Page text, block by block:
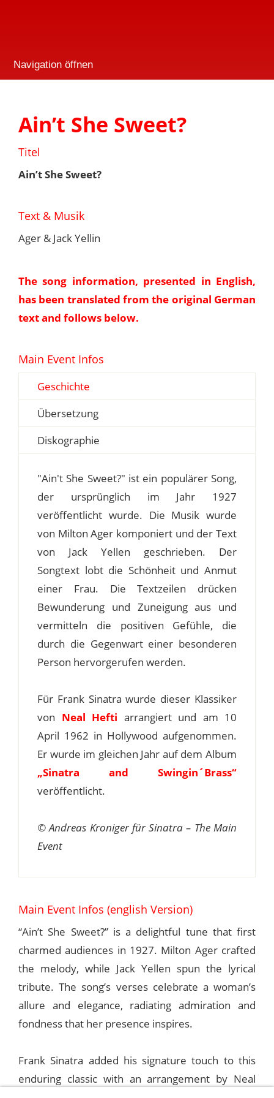
Navigation öffnen
Ain’t She Sweet?
Titel
Ain’t She Sweet?
Text & Musik
Ager & Jack Yellin
The song information, presented in English,
has been translated from the original German
text and follows below.
Main Event Infos
Geschichte
Übersetzung
Diskographie
"Ain't She Sweet?" ist ein populärer Song,
der ursprünglich im Jahr 1927
veröffentlicht wurde. Die Musik wurde
von Milton Ager komponiert und der Text
von Jack Yellen geschrieben. Der
Songtext lobt die Schönheit und Anmut
einer Frau. Die Textzeilen drücken
Bewunderung und Zuneigung aus und
vermitteln die positiven Gefühle, die
durch die Gegenwart einer besonderen
Person hervorgerufen werden.
Für Frank Sinatra wurde dieser Klassiker
von Neal Hefti arrangiert und am 10
April 1962 in Hollywood aufgenommen.
Er wurde im gleichen Jahr auf dem Album
„Sinatra and Swingin´Brass“
veröffentlicht.
© Andreas Kroniger für Sinatra – The Main
Event
Main Event Infos (english Version)
“Ain’t She Sweet?” is a delightful tune that first
charmed audiences in 1927. Milton Ager crafted
the melody, while Jack Yellen spun the lyrical
tribute. The song’s verses celebrate a woman’s
allure and elegance, radiating admiration and
fondness that her presence inspires.
Frank Sinatra added his signature touch to this
enduring classic with an arrangement by Neal